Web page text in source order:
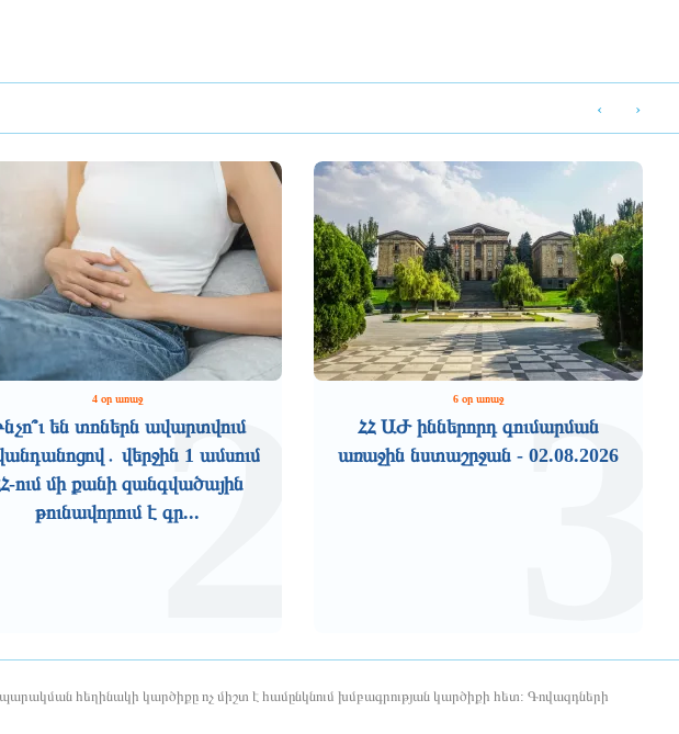
4 օր առաջ
են տոներն ավարտվում
վերջին 1 ամսում
ում մի քանի զանգվածային
թունավորում է գր...2 6 օր առաջ
ՀՀ ԱԺ իններորդ գումարման
առաջին նստաշրջան - 02.08.2026
3
‹ ›
հեղինակի կարծիքը ոչ միշտ է համընկնում խմբագրության կարծիքի հետ: Գովազդների